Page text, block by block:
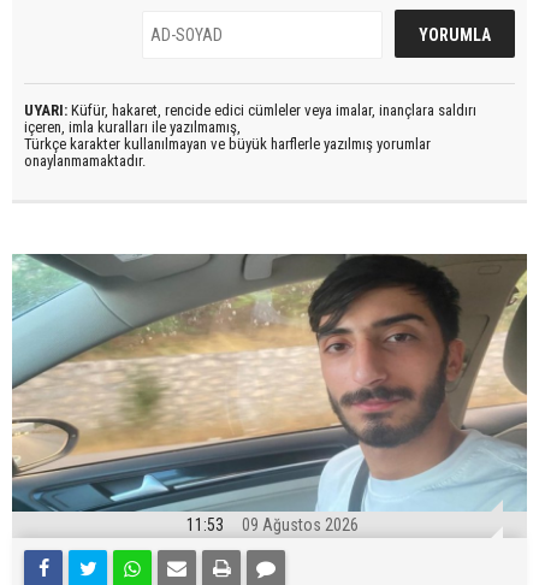
UYARI: Küfür, hakaret, rencide edici cümleler veya imalar, inançlara saldırı
içeren, imla kuralları ile yazılmamış,
Türkçe karakter kullanılmayan ve büyük harflerle yazılmış yorumlar
onaylanmamaktadır.
11:53 09 Ağustos 2026